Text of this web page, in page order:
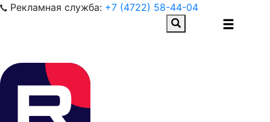
Рекламная служба: +7 (4722) 58-44-04